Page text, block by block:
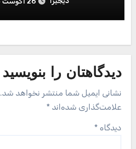
دیدگاهتان را بنویسید
نشانی ایمیل شما منتشر نخواهد شد.
علامت‌گذاری شده‌اند *
دیدگاه *